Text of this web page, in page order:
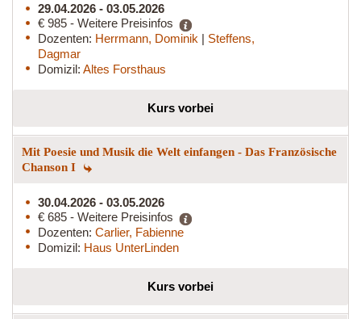
29.04.2026 - 03.05.2026
€ 985 - Weitere Preisinfos
Dozenten: Herrmann, Dominik | Steffens,
Dagmar
Domizil: Altes Forsthaus
Kurs vorbei
Mit Poesie und Musik die Welt einfangen - Das Französische
Chanson I
30.04.2026 - 03.05.2026
€ 685 - Weitere Preisinfos
Dozenten: Carlier, Fabienne
Domizil: Haus UnterLinden
Kurs vorbei